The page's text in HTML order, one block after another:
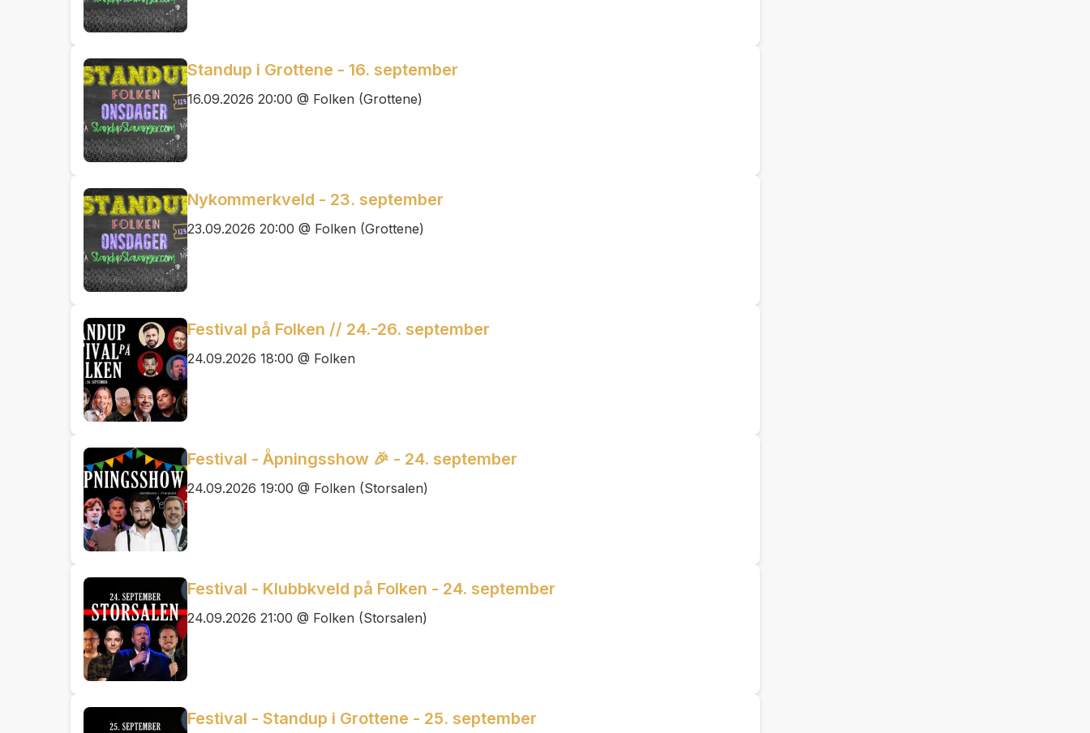
Standup i Grottene - 16. september
16.09.2026 20:00 @ Folken (Grottene)
Nykommerkveld - 23. september
23.09.2026 20:00 @ Folken (Grottene)
Festival på Folken // 24.-26. september
24.09.2026 18:00 @ Folken
Festival - Åpningsshow 🎉 - 24. september
24.09.2026 19:00 @ Folken (Storsalen)
Festival - Klubbkveld på Folken - 24. september
24.09.2026 21:00 @ Folken (Storsalen)
Festival - Standup i Grottene - 25. september